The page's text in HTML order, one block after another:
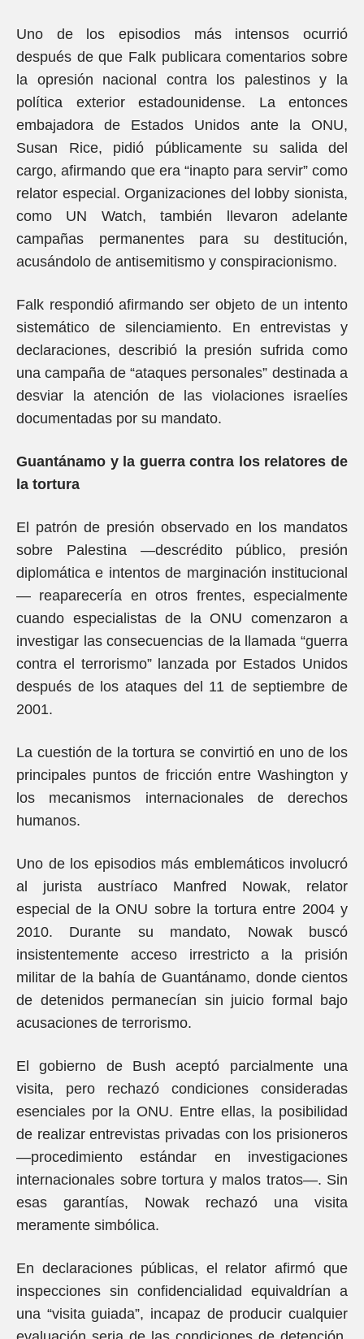
Uno de los episodios más intensos ocurrió
después de que Falk publicara comentarios sobre
la opresión nacional contra los palestinos y la
política exterior estadounidense. La entonces
embajadora de Estados Unidos ante la ONU,
Susan Rice, pidió públicamente su salida del
cargo, afirmando que era “inapto para servir” como
relator especial. Organizaciones del lobby sionista,
como UN Watch, también llevaron adelante
campañas permanentes para su destitución,
acusándolo de antisemitismo y conspiracionismo.
Falk respondió afirmando ser objeto de un intento
sistemático de silenciamiento. En entrevistas y
declaraciones, describió la presión sufrida como
una campaña de “ataques personales” destinada a
desviar la atención de las violaciones israelíes
documentadas por su mandato.
Guantánamo y la guerra contra los relatores de
la tortura
El patrón de presión observado en los mandatos
sobre Palestina —descrédito público, presión
diplomática e intentos de marginación institucional
— reaparecería en otros frentes, especialmente
cuando especialistas de la ONU comenzaron a
investigar las consecuencias de la llamada “guerra
contra el terrorismo” lanzada por Estados Unidos
después de los ataques del 11 de septiembre de
2001.
La cuestión de la tortura se convirtió en uno de los
principales puntos de fricción entre Washington y
los mecanismos internacionales de derechos
humanos.
Uno de los episodios más emblemáticos involucró
al jurista austríaco Manfred Nowak, relator
especial de la ONU sobre la tortura entre 2004 y
2010. Durante su mandato, Nowak buscó
insistentemente acceso irrestricto a la prisión
militar de la bahía de Guantánamo, donde cientos
de detenidos permanecían sin juicio formal bajo
acusaciones de terrorismo.
El gobierno de Bush aceptó parcialmente una
visita, pero rechazó condiciones consideradas
esenciales por la ONU. Entre ellas, la posibilidad
de realizar entrevistas privadas con los prisioneros
—procedimiento estándar en investigaciones
internacionales sobre tortura y malos tratos—. Sin
esas garantías, Nowak rechazó una visita
meramente simbólica.
En declaraciones públicas, el relator afirmó que
inspecciones sin confidencialidad equivaldrían a
una “visita guiada”, incapaz de producir cualquier